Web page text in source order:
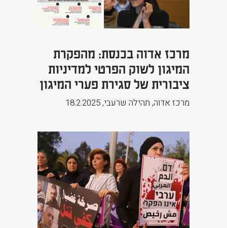
מרכז אדוה בכנסת: מהפקרת
המיגון לשוק הפרטי למדיניות
ציבורית של סגירת פערי המיגון
מרכז אדוה, תהילה שרעבי,
18.2.2025